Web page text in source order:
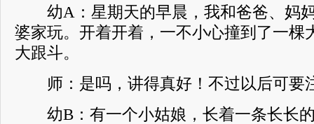
幼A：星期天的早晨，我和爸爸、妈
婆家玩。开着开着，一不小心撞到了一棵
大跟斗。
师：是吗，讲得真好！不过以后可要
幼B：有一个小姑娘，长着一条长长的